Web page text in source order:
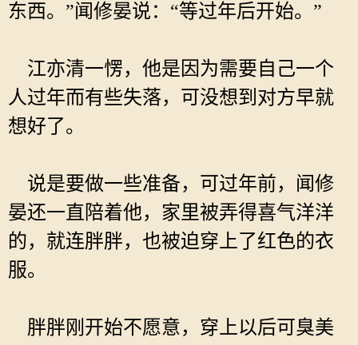
东西。”闻修晏说：“等过年后开始。”
江亦清一愣，他是因为需要自己一个
人过年而有些失落，可没想到对方早就
想好了。
说是要做一些准备，可过年前，闻修
晏还一直陪着他，家里被弄得喜气洋洋
的，就连胖胖，也被迫穿上了红色的衣
服。
胖胖刚开始不愿意，穿上以后可臭美